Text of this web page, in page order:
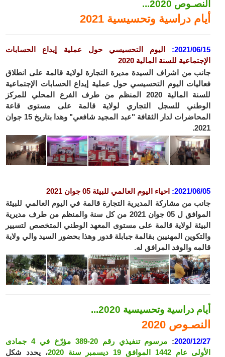
النصـوص 2020...
أيام دراسية وتحسيسية 2021
2021/06/15:
اليوم التحسيسي حول عملية إيداع الحسابات
الإجتماعية للسنة المالية 2020
جانب من اشراف السيدة مديرة التجارة لولاية قالمة على انطلاق
فعاليات اليوم التحسيسي حول عملية إيداع الحسابات الإجتماعية
للسنة المالية 2020 المنظم من طرف الفرع المحلي للمركز
الوطني للسجل التجاري لولاية قالمة على مستوى قاعة
المحاضرات لدار الثقافة "عبد المجيد شافعي" وهدا بتاريخ 15 جوان
2021.
2021/06/05: احياء اليوم العالمي للبيئة 05 جوان
2021
جانب من مشاركة المديرية التجارة قالمة في اليوم العالمي للبيئة
الموافق ل 05 جوان 2021 من كل سنة والمنظم من طرف مديرية
البيئة لولاية قالمة على مستوى المعهد الوطني المتخصص لتسيير
والتكوين المهنيين بقالمة جبابلة قدور وهذا بحضور السيد والي ولاية
قالمه والوفد المرافق له.
أيام دراسية وتحسيسية 2020...
النصـوص 2020
2020/12/27
:
مرسوم تنفيذي رقم 20-389 مؤرّخ في 4 جمادى
الأولى عام 1442 الموافق 19 ديسمبر سنة 2020
، يحدد شكل